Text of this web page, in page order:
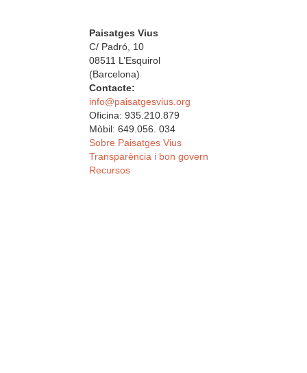
Paisatges Vius
C/ Padró, 10
08511 L’Esquirol
(Barcelona)
Contacte:
info@paisatgesvius.org
Oficina: 935.210.879
Mòbil: 649.056. 034
Sobre Paisatges Vius
Transparència i bon govern
Recursos